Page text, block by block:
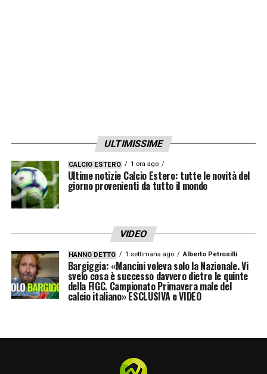
ULTIMISSIME
CALCIO ESTERO 1 ora ago
Ultime notizie Calcio Estero: tutte le novità del
giorno provenienti da tutto il mondo
VIDEO
HANNO DETTO 1 settimana ago Alberto Petrosilli
Bargiggia: «Mancini voleva solo la Nazionale. Vi
svelo cosa è successo davvero dietro le quinte
della FIGC. Campionato Primavera male del
calcio italiano» ESCLUSIVA e VIDEO